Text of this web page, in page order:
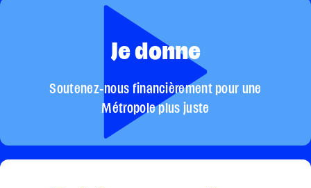
Je donne
Soutenez-nous financièrement pour une
Métropole plus juste